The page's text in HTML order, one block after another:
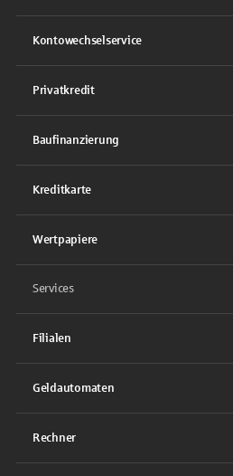
Kontowechselservice
Privatkredit
Baufinanzierung
Kreditkarte
Wertpapiere
Services
Filialen
Geldautomaten
Rechner